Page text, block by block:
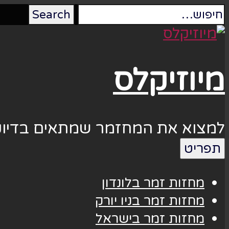
מיוזיקלס
למצוא את המחזמר שמתאים
תפריט
מחזות זמר בלונדון
מחזות זמר בניו יורק
מחזות זמר בישראל